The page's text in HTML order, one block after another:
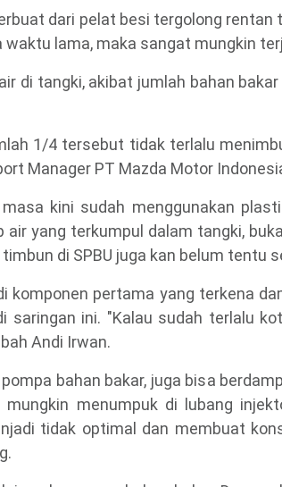
dari pelat besi tergolong
lama, maka sangat mungkin
di tangki, akibat jumlah bahan
1/4 tersebut tidak terlalu
Manager PT Mazda Motor
kini sudah menggunakan
air yang terkumpul dalam tangki,
di SPBU juga kan belum tentu
komponen pertama yang terkena
saringan ini. "Kalau sudah terlalu
Andi Irwan.
bahan bakar, juga bisa
menumpuk di lubang
tidak optimal dan membuat